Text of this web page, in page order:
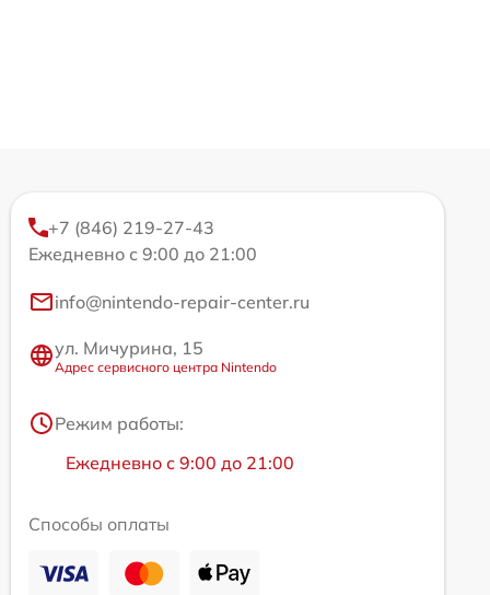
+7 (846) 219-27-43
Ежедневно с 9:00 до 21:00
info@nintendo-repair-center.ru
ул. Мичурина, 15
Адрес сервисного центра Nintendo
Режим работы:
Ежедневно с 9:00 до 21:00
Способы оплаты